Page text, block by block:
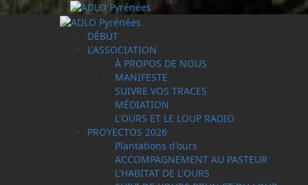
Passer
Menu
principalDÉBUT
L'ASSOCIATION
À PROPOS DE NOUS
MANIFESTE
SUIVRE VOS TRACES
MÉDIATION
L'OURS ET LE LOUP RADIO
PROYECTOS 2026
Plantations d'ours
ACCOMPAGNEMENT AU PASTEUR
L'HABITAT DE L'OURS